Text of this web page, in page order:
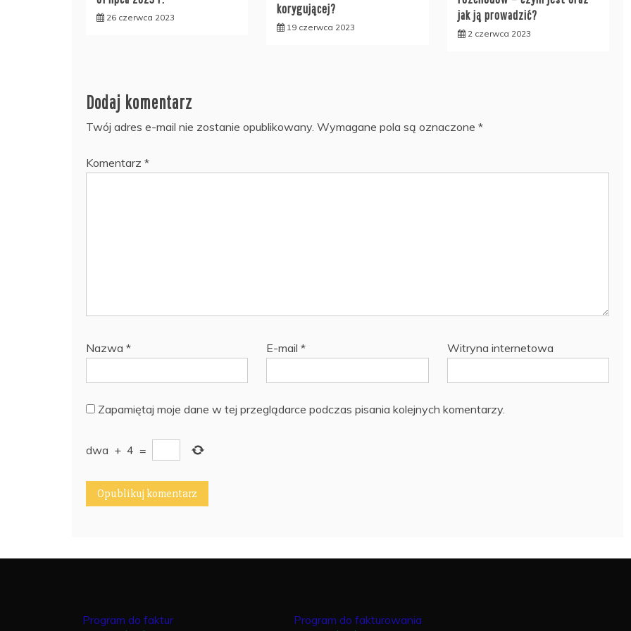
26 czerwca 2023
korygującej?
19 czerwca 2023
jak ją prowadzić?
2 czerwca 2023
Dodaj komentarz
Twój adres e-mail nie zostanie opublikowany. Wymagane pola są oznaczone *
Komentarz *
Nazwa * E-mail* Witryna internetowa
Zapamiętaj moje dane w tej przeglądarce podczas pisania kolejnych komentarzy.
dwa + 4 =
Program do faktur Program do fakturowania